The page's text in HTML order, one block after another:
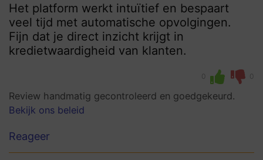
Het platform werkt intuïtief en bespaart
veel tijd met automatische opvolgingen.
Fijn dat je direct inzicht krijgt in
kredietwaardigheid van klanten.
0 0
Review handmatig gecontroleerd en goedgekeurd.
Bekijk ons beleid
Reageer